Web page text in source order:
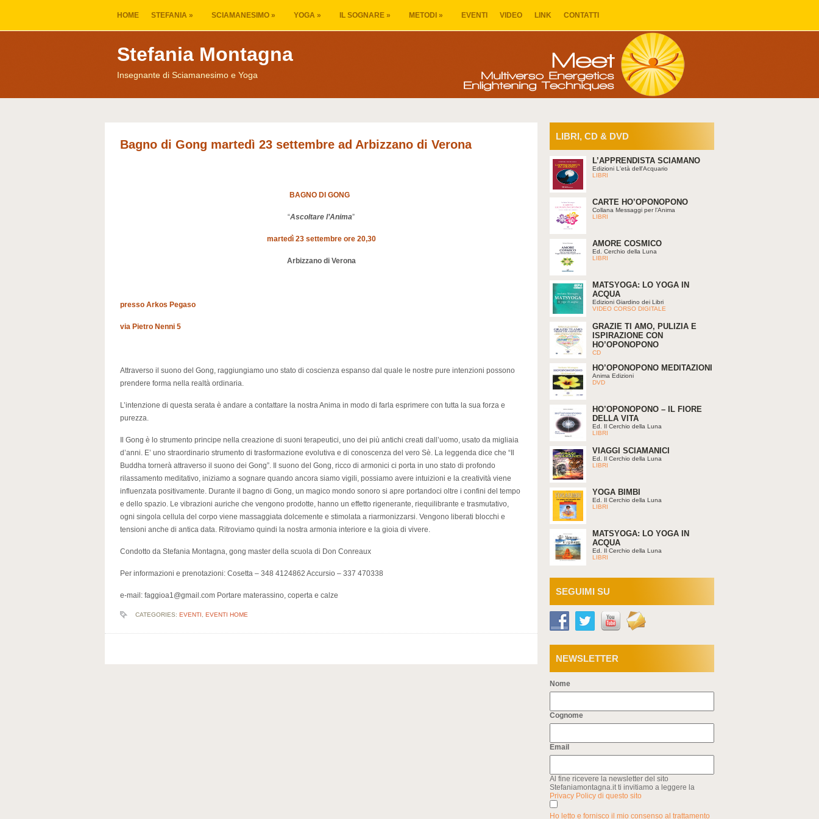
HOME STEFANIA » SCIAMANESIMO » YOGA » IL SOGNARE » METODI » EVENTI VIDEO LINK CONTATTI
Stefania Montagna
Insegnante di Sciamanesimo e Yoga
Bagno di Gong martedì 23 settembre ad Arbizzano di Verona
BAGNO DI GONG
“Ascoltare l’Anima”
martedì 23 settembre ore 20,30
Arbizzano di Verona
presso Arkos Pegaso
via Pietro Nenni 5
Attraverso il suono del Gong, raggiungiamo uno stato di coscienza espanso dal quale le nostre pure intenzioni possono
prendere forma nella realtà ordinaria.
L’intenzione di questa serata è andare a contattare la nostra Anima in modo di farla esprimere con tutta la sua forza e
purezza.
Il Gong è lo strumento principe nella creazione di suoni terapeutici, uno dei più antichi creati dall’uomo, usato da migliaia
d’anni. E’ uno straordinario strumento di trasformazione evolutiva e di conoscenza del vero Sè. La leggenda dice che “Il
Buddha tornerà attraverso il suono dei Gong”. Il suono del Gong, ricco di armonici ci porta in uno stato di profondo
rilassamento meditativo, iniziamo a sognare quando ancora siamo vigili, possiamo avere intuizioni e la creatività viene
influenzata positivamente. Durante il bagno di Gong, un magico mondo sonoro si apre portandoci oltre i confini del tempo
e dello spazio. Le vibrazioni auriche che vengono prodotte, hanno un effetto rigenerante, riequilibrante e trasmutativo,
ogni singola cellula del corpo viene massaggiata dolcemente e stimolata a riarmonizzarsi. Vengono liberati blocchi e
tensioni anche di antica data. Ritroviamo quindi la nostra armonia interiore e la gioia di vivere.
Condotto da Stefania Montagna, gong master della scuola di Don Conreaux
Per informazioni e prenotazioni: Cosetta – 348 4124862 Accursio – 337 470338
e-mail: faggioa1@gmail.com Portare materassino, coperta e calze
CATEGORIES: EVENTI EVENTI HOME
LIBRI, CD & DVD
L’APPRENDISTA SCIAMANO
Edizioni L'età dell'Acquario
LIBRI
CARTE HO’OPONOPONO
Collana Messaggi per l’Anima
LIBRI
AMORE COSMICO
Ed. Cerchio della Luna
LIBRI
MATSYOGA: LO YOGA IN
ACQUA
Edizioni Giardino dei Libri
VIDEO CORSO DIGITALE
GRAZIE TI AMO, PULIZIA E
ISPIRAZIONE CON
HO’OPONOPONO
CD
HO’OPONOPONO MEDITAZIONI
Anima Edizioni
DVD
HO’OPONOPONO – IL FIORE
DELLA VITA
Ed. Il Cerchio della Luna
LIBRI
VIAGGI SCIAMANICI
Ed. Il Cerchio della Luna
LIBRI
YOGA BIMBI
Ed. Il Cerchio della Luna
LIBRI
MATSYOGA: LO YOGA IN
ACQUA
Ed. Il Cerchio della Luna
LIBRI
SEGUIMI SU
NEWSLETTER
Nome
Cognome
Email
Al fine ricevere la newsletter del sito
Stefaniamontagna.it ti invitiamo a leggere la
Privacy Policy di questo sito
Ho letto e fornisco il mio consenso al trattamento